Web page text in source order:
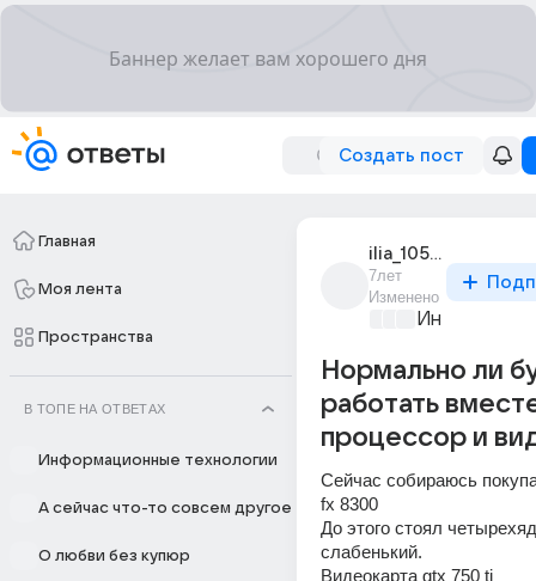
Создать пост
Главная
Моя лента
Пространства
В ТОПЕ НА ОТВЕТАХ
Информационные технологии
А сейчас что-то совсем другое
О любви без купюр
ilia_10522
7лет
Изменено
Нормально ли
работать
процессор и
Сейчас собираюсь
fx 8300
До этого стоял
слабенький.
Видеокарта gtx 750 ti